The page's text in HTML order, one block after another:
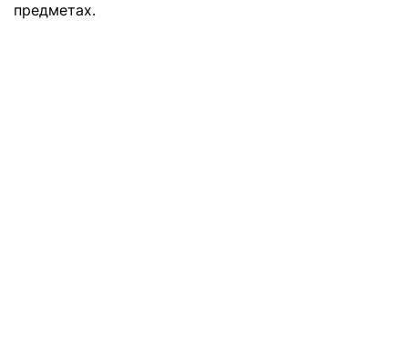
предметах.